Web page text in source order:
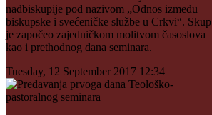
nadbiskupije pod nazivom „Odnos između
biskupske i svećeničke službe u Crkvi“. Skup
je započeo zajedničkom molitvom časoslova
kao i prethodnog dana seminara.
Tuesday, 12 September 2017 12:34